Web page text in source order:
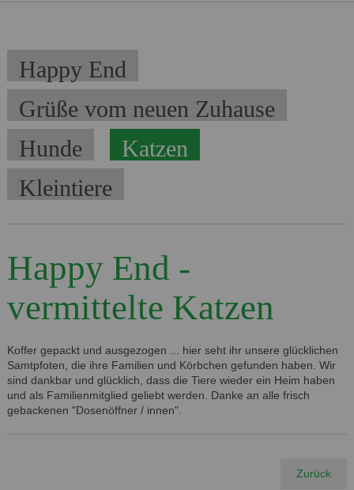
überspringen
Happy End
Grüße vom neuen Zuhause
Hunde
Katzen
Kleintiere
Happy End -
vermittelte Katzen
Koffer gepackt und ausgezogen ... hier seht ihr unsere glücklichen
Samtpfoten, die ihre Familien und Körbchen gefunden haben. Wir
sind dankbar und glücklich, dass die Tiere wieder ein Heim haben
und als Familienmitglied geliebt werden. Danke an alle frisch
gebackenen "Dosenöffner / innen".
Zurück